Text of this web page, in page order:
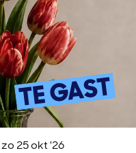
zo 25 okt '26